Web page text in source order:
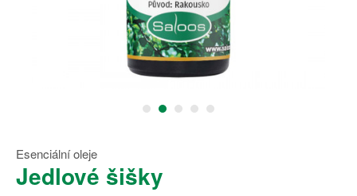
Esenciální oleje
Jedlové šišky